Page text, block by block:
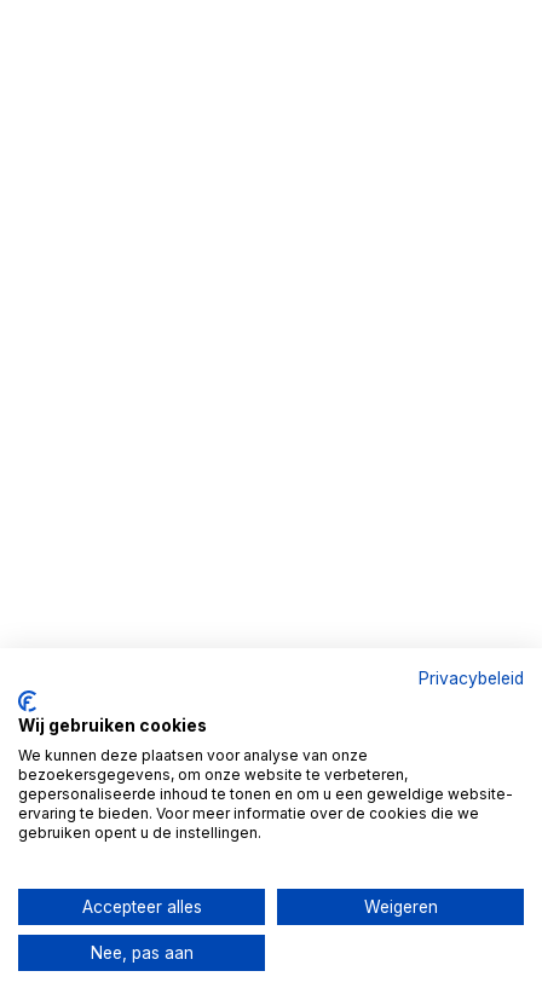
Privacybeleid
Wij gebruiken cookies
We kunnen deze plaatsen voor analyse van onze
bezoekersgegevens, om onze website te verbeteren,
gepersonaliseerde inhoud te tonen en om u een geweldige website-
ervaring te bieden. Voor meer informatie over de cookies die we
gebruiken opent u de instellingen.
Accepteer alles Weigeren
Nee, pas aan